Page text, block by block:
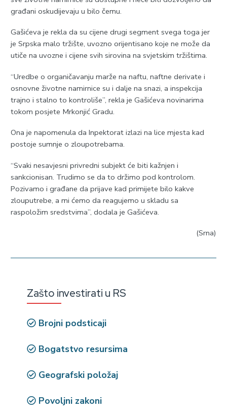
građani oskudijevaju u bilo čemu.
Gašićeva je rekla da su cijene drugi segment svega toga jer
je Srpska malo tržište, uvozno orijentisano koje ne može da
utiče na uvozne i cijene svih sirovina na svjetskim tržištima.
“Uredbe o organičavanju marže na naftu, naftne derivate i
osnovne životne namirnice su i dalje na snazi, a inspekcija
trajno i stalno to kontroliše”, rekla je Gašićeva novinarima
tokom posjete Mrkonjić Gradu.
Ona je napomenula da Inpektorat izlazi na lice mjesta kad
postoje sumnje o zloupotrebama.
“Svaki nesavjesni privredni subjekt će biti kažnjen i
sankcionisan. Trudimo se da to držimo pod kontrolom.
Pozivamo i građane da prijave kad primijete bilo kakve
zlouputrebe, a mi ćemo da reagujemo u skladu sa
raspoložim sredstvima”, dodala je Gašićeva.
(Srna)
Zašto investirati u RS
Brojni podsticaji
Bogatstvo resursima
Geografski položaj
Povoljni zakoni